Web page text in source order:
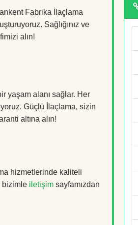
Fabrika İlaçlama
Sağlığınız ve
alın!
yaşam alanı sağlar. Her
Güçlü İlaçlama, sizin
altına alın!
hizmetlerinde kaliteli
bizimle iletişim sayfamızdan